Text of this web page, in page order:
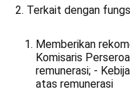
2. Terkait dengan
Memberikan
Komisaris
remunerasi; -
atas remunerasi